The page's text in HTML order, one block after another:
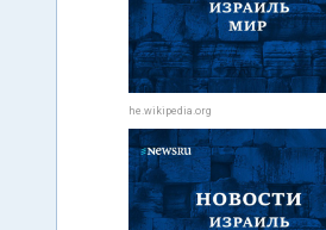
he.wikipedia.org